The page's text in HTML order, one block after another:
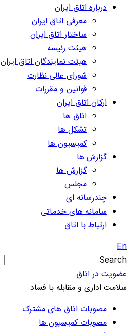
درباره اتاق ایران
معرفی اتاق ایران
ساختار اتاق ایران
هیئت رئیسه
هیئت نمایندگان اتاق ایران
شورای عالی نظارت
قوانین و مقررات
ارکان اتاق ایران
اتاق ها
تشکل ها
کمیسیون ها
گزارش ها
گزارش ها
مجلس
چندرسانه ای
سامانه های خدماتی
ارتباط با اتاق
En
Search
عضویت در اتاق
سلامت اداری و مقابله با فساد
مصوبات اتاق های مشترک
مصوبات کمیسیون ها